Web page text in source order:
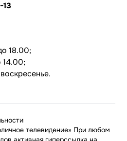
13
18.00;
14.00;
телевидение» При любом